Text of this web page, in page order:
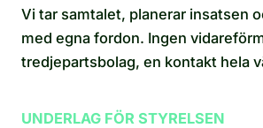
Vi tar samtalet, planerar insatsen
med egna fordon. Ingen
tredjepartsbolag, en kontakt hela
UNDERLAG FÖR STYRELSEN